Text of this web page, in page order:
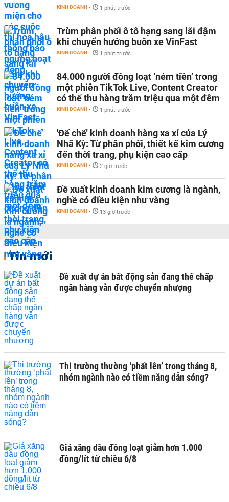
KINH DOANH - 1 phút trước
Trùm phân phối ô tô hạng sang lãi đậm
khi chuyển hướng buôn xe VinFast
KINH DOANH - 1 phút trước
84.000 người đồng loạt ‘ném tiền’ trong
một phiên TikTok Live, Content Creator
có thể thu hàng trăm triệu qua một đêm
KINH DOANH - 1 phút trước
'Đế chế’ kinh doanh hàng xa xỉ của Lý
Nhã Kỳ: Từ phân phối, thiết kế kim cương
đến thời trang, phụ kiện cao cấp
KINH DOANH - 2 giờ trước
Đề xuất kinh doanh kim cương là ngành,
nghề có điều kiện như vàng
KINH DOANH - 13 giờ trước
Tin mới
Đề xuất dự án bất động sản đang thế chấp
ngân hàng vẫn được chuyển nhượng
Thị trường thường ‘phất lên’ trong tháng 8,
nhóm ngành nào có tiềm năng dẫn sóng?
Giá xăng dầu đồng loạt giảm hơn 1.000
đồng/lít từ chiều 6/8